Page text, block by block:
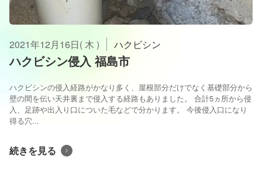
2021年12月16日( 木 ) ハクビシン
ハクビシン侵入 福島市
ハクビシンの侵入経路がかなり多く、屋根部分だけでなく基礎部分から
壁の間を伝い天井裏まで侵入する経路もありました。 合計5ヵ所から侵
入、足跡や出入り口についた毛などで分かります。 今後侵入口になり
得る穴...
続きを見る